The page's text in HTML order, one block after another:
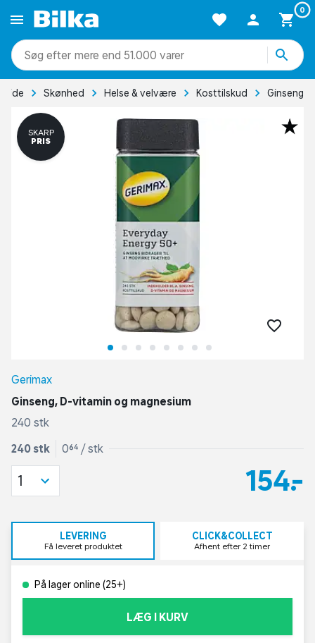
0
mere end 51.000 varer
Skønhed Helse & velvære Kosttilskud Ginseng
SKARP
PRIS
Gerimax
Ginseng, D-vitamin og magnesium
240 stk
240 stk 0,64 / stk
154,-
1
LEVERING
Få leveret produktet
CLICK&COLLECT
Afhent efter 2 timer
På lager online (25+)
LÆG I KURV